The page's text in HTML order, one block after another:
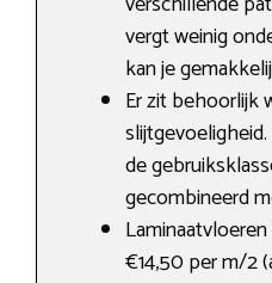
vergt weinig
kan je
Er zit behoorlijk
de
gecombineerd
€14,50 per m/2